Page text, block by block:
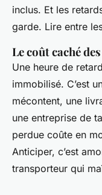
inclus. Et les
garde. Lire entre
Le coût caché
Une heure de
immobilisé. C’est
mécontent, une
une entreprise de
perdue coûte en
Anticiper, c’est
transporteur qui